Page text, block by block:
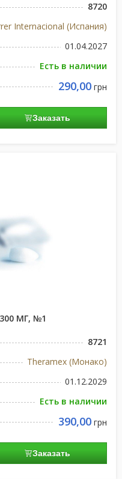
8720
Internacional (Испания)
01.04.2027
Есть в наличии
290,00 грн
Заказать
МГ, №1
8721
Theramex (Монако)
01.12.2029
Есть в наличии
390,00 грн
Заказать